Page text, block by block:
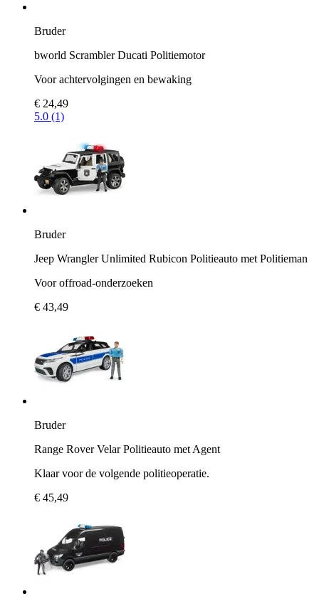
Bruder
bworld Scrambler Ducati Politiemotor
Voor achtervolgingen en bewaking
€ 24,49
5.0 (1)
Bruder
Jeep Wrangler Unlimited Rubicon Politieauto met Politieman
Voor offroad-onderzoeken
€ 43,49
Bruder
Range Rover Velar Politieauto met Agent
Klaar voor de volgende politieoperatie.
€ 45,49